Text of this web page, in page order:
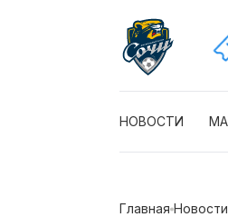
НОВОСТИ
Главная Новости